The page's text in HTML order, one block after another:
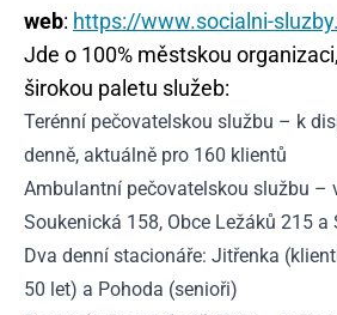
web: https://www.socialni-
Jde o 100% městskou
širokou paletu služeb:
Terénní pečovatelskou službu – k
denně, aktuálně pro 160 klientů
Ambulantní pečovatelskou službu –
Soukenická 158, Obce Ležáků 215 a
Dva denní stacionáře: Jitřenka
50 let) a Pohoda (senioři)